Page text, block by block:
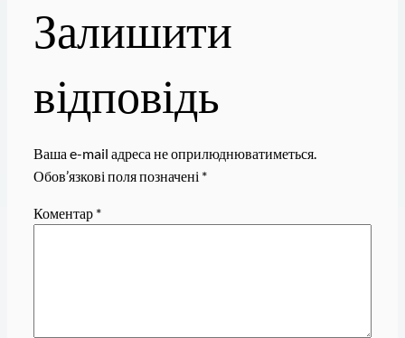
Залишити
відповідь
Ваша e-mail адреса не оприлюднюватиметься.
Обов’язкові поля позначені *
Коментар *